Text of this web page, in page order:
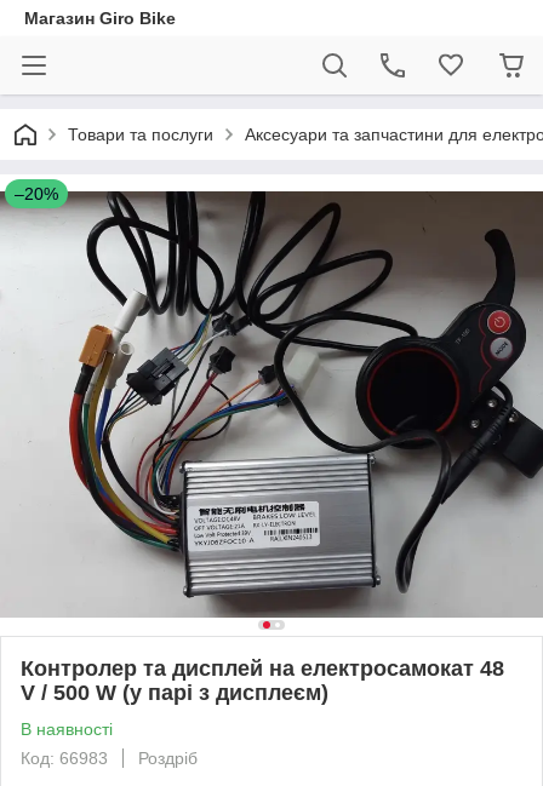
Магазин Giro Bike
Товари та послуги Аксесуари та запчастини для
–20%
Контролер та дисплей на електросамокат 48
V / 500 W (у парі з дисплеєм)
В наявності
Код: 66983
Роздріб